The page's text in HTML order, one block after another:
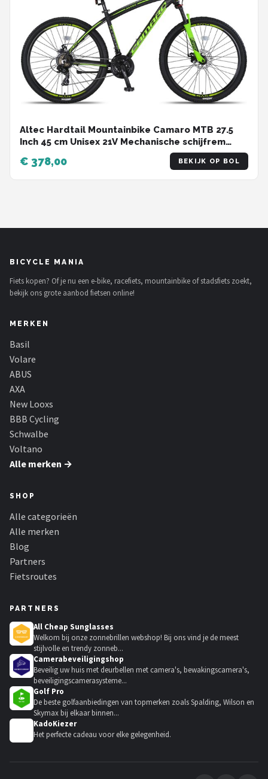
Altec Hardtail Mountainbike Camaro MTB 27.5
Inch 45 cm Unisex 21V Mechanische schijfrem
€ 378,00 BEKIJK OP BOL
BICYCLE MANIA
Fiets kopen? Of je nu een e-bike, racefiets, mountainbike of stadsfiets zoekt,
bekijk ons grote aanbod fietsen online!
MERKEN
Basil
Volare
ABUS
AXA
New Looxs
BBB Cycling
Schwalbe
Voltano
Alle merken →
SHOP
Alle categorieën
Alle merken
Blog
Partners
Fietsroutes
PARTNERS
All Cheap Sunglasses
Welkom bij onze zonnebrillen webshop! Bij ons vind je de meest
stijlvolle en trendy zonneb...
Camerabeveiligingshop
Beveilig uw huis met deurbellen met camera's, bewakingscamera's,
beveiligingscamerasysteme...
Golf Pro
De beste golfaanbiedingen van topmerken zoals Spalding, Wilson en
Skymax bij elkaar binnen...
KadoKiezer
Het perfecte cadeau voor elke gelegenheid.